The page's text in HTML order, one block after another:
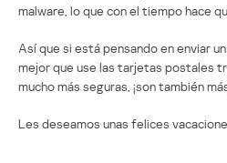
malware, lo que con el tiempo hace
Así que si está pensando en enviar
mejor que use las tarjetas postales
mucho más seguras, ¡son también
Les deseamos unas felices